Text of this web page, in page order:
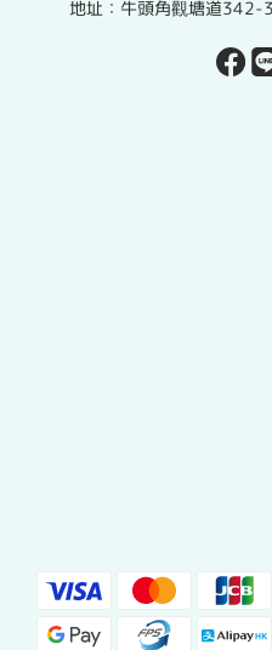
地址：牛頭角觀塘道342-